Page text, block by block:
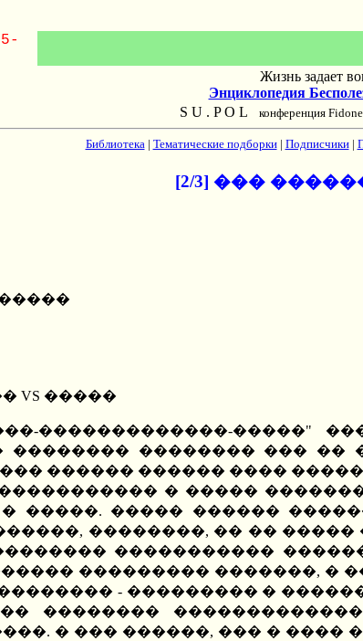
Жизнь задает
Энциклопедия
S U . P O L конференция
Библиотека| Тематические подборки| Подписчики|
[2/3] ���
VS �����
�������������-�����"
�������� �������� ���
������ ������ ����
� �����
�����. ����� ������
��������, �� ��
�����������
��������� �������, �
- ��������� �
��������
� ��� ������, ��� � ����